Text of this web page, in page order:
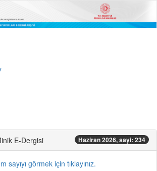
E-Dergisi Haziran 2026, sayi: 234
sayıyı görmek için tıklayınız.